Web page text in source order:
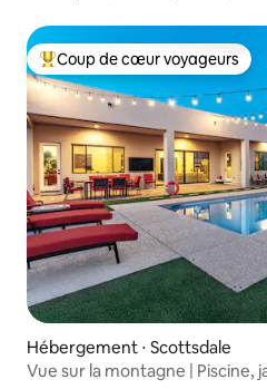
Coups de cœur voyageurs les
Coup de cœur voyageurs
Hébergement ⋅ Scottsdale
Vue sur la montagne | Piscine,